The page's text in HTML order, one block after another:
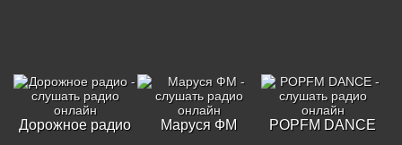
Дорожное радио Маруся ФМ POPFM DANCE